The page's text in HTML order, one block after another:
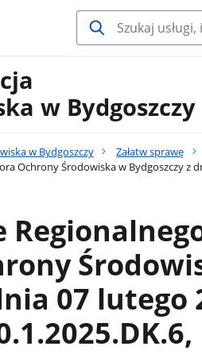
w Bydgoszczy
w Bydgoszczy Załatw sprawę
Ochrony Środowiska w Bydgoszczy z
07 lutego